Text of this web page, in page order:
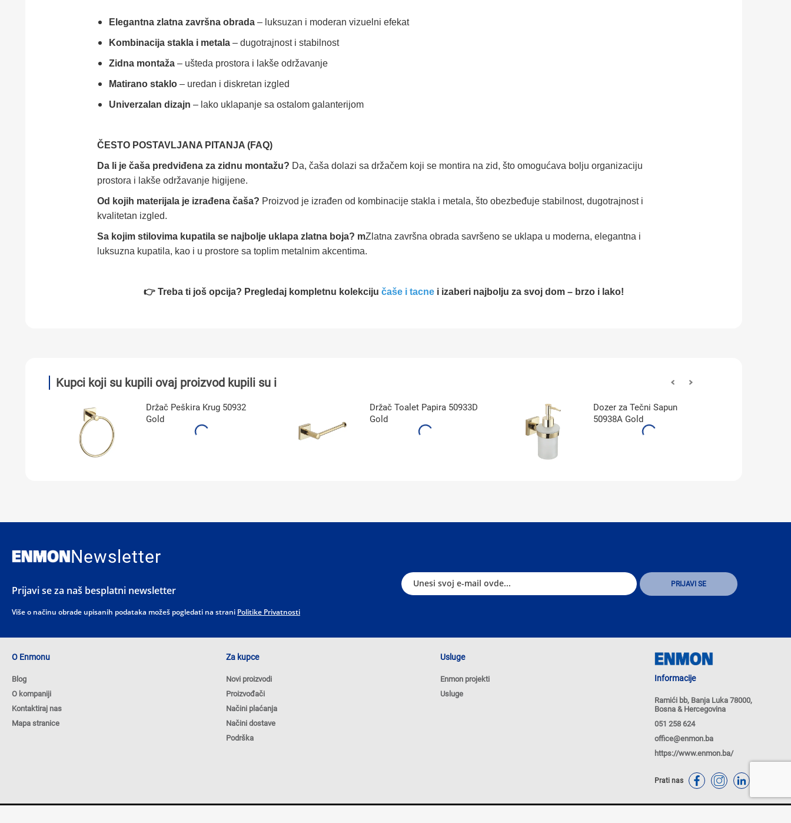
Elegantna zlatna završna obrada– luksuzan i moderan vizuelni efekat
Kombinacija stakla i metala– dugotrajnost i stabilnost
Zidna montaža– ušteda prostora i lakše održavanje
Matirano staklo– uredan i diskretan izgled
Univerzalan dizajn – lako uklapanje sa ostalom galanterijom
ČESTO POSTAVLJANA PITANJA (FAQ)
Da li je čaša predviđena za zidnu montažu? Da, čaša dolazi sa držačem koji se montira na zid, što omogućava bolju organizaciju
prostora i lakše održavanje higijene.
Od kojih materijala je izrađena čaša? Proizvod je izrađen od kombinacije stakla i metala, što obezbeđuje stabilnost, dugotrajnost i
kvalitetan izgled.
Sa kojim stilovima kupatila se najbolje uklapa zlatna boja? mZlatna završna obrada savršeno se uklapa u moderna, elegantna i
luksuzna kupatila, kao i u prostore sa toplim metalnim akcentima.
👉 Treba ti još opcija? Pregledaj kompletnu kolekciju čaše i tacne i izaberi najbolju za svoj dom – brzo i lako!
Kupci koji su kupili ovaj proizvod kupili su i
Držač Peškira Krug 50932
Gold
Držač Toalet Papira 50933D
Gold
Dozer za Tečni Sapun
50938A Gold
Newsletter
Prijavi se za naš besplatni newsletter
Više o načinu obrade upisanih podataka možeš pogledati na strani Politike Privatnosti
O Enmonu
Blog
O kompaniji
Kontaktiraj nas
Mapa stranice
Za kupce
Novi proizvodi
Proizvođači
Načini plaćanja
Načini dostave
Podrška
Usluge
Enmon projekti
Usluge
Informacije
Ramići bb, Banja Luka 78000,
Bosna & Hercegovina
051 258 624
office@enmon.ba
https://www.enmon.ba/
Prati nas